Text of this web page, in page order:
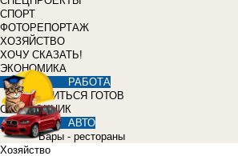
СПОРТ
ФОТОРЕПОРТАЖ
ХОЗЯЙСТВО
ХОЧУ СКАЗАТЬ!
ЭКОНОМИКА
РАБОТА
УЧИТЬСЯ ГОТОВ
СПРАВОЧНИК
АВТО
Бары - рестораны
Хозяйство